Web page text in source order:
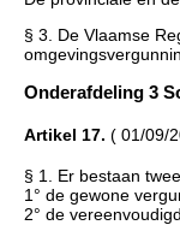
§ 3. De Vlaamse
Onderafdeling 3
Artikel 17. ( 01/09/
§ 1. Er bestaan
1° de gewone
2° de